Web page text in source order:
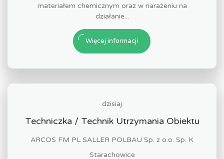
materiałem chemicznym oraz w narażeniu na
działanie...
Więcej informacji
dzisiaj
Techniczka / Technik Utrzymania Obiektu
ARCOS FM PL SALLER POLBAU Sp. z o.o. Sp. K
Starachowice